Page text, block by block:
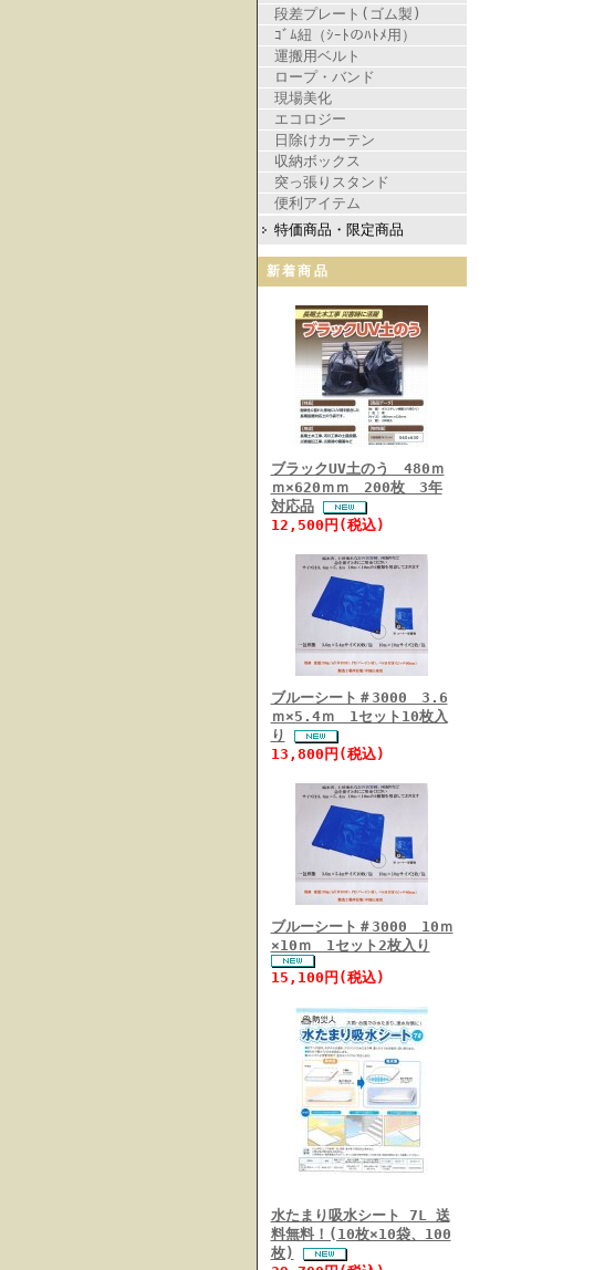
段差プレート(ゴム製)
ｺﾞﾑ紐（ｼｰﾄのﾊﾄﾒ用）
運搬用ベルト
ロープ・バンド
現場美化
エコロジー
日除けカーテン
収納ボックス
突っ張りスタンド
便利アイテム
特価商品・限定商品
新着商品
ブラックUV土のう 480ｍ
ｍ×620ｍｍ 200枚 3年
対応品
12,500円(税込)
ブルーシート＃3000 3.6
ｍ×5.4ｍ 1セット10枚入
り
13,800円(税込)
ブルーシート＃3000 10ｍ
×10ｍ 1セット2枚入り
15,100円(税込)
水たまり吸水シート 7L 送
料無料！(10枚×10袋、100
枚)